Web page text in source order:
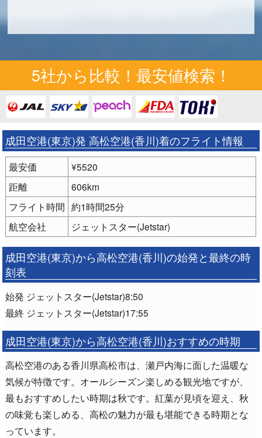
5社から比較！最安値検索！
成田空港(東京)発 高松空港(香川)着のフライト情報
最安価
¥5520
距離
606km
フライト時間 約1時間25分
航空会社
ジェットスター(Jetstar)
成田空港(東京)から高松空港(香川)の始発と最終の時
刻表
始発 ジェットスター(Jetstar)8:50
最終 ジェットスター(Jetstar)17:55
成田空港(東京)から高松空港(香川)おすすめの時期
高松空港のある香川県高松市は、瀬戸内海に面した温暖な
気候が特徴です。オールシーズン楽しめる観光地ですが、
最もおすすめしたい時期は秋です。紅葉が見頃を迎え、秋
の味覚も楽しめる、高松の魅力が最も堪能できる時期とな
っています。